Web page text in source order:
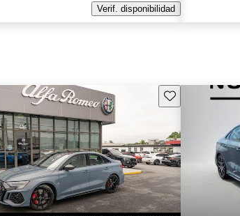
Verif. disponibilidad
Guarda este Aviso